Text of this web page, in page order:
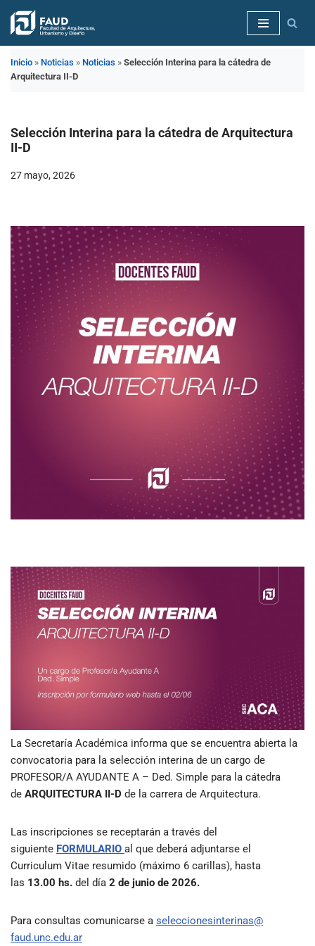
Saltar
contenido
Inicio » Noticias » Noticias » Selección Interina para la cátedra de
Arquitectura II-D
Selección Interina para la cátedra de Arquitectura
II-D
27 mayo, 2026
La Secretaría Académica informa que se encuentra abierta la
convocatoria para la selección interina de un cargo de
PROFESOR/A AYUDANTE A – Ded. Simple para la cátedra
de ARQUITECTURA II-D de la carrera de Arquitectura.
Las inscripciones se receptarán a través del
siguiente FORMULARIO al que deberá adjuntarse el
Curriculum Vitae resumido (máximo 6 carillas), hasta
las 13.00 hs. del día 2 de junio de 2026.
Para consultas comunicarse a seleccionesinterinas@
faud.unc.edu.ar